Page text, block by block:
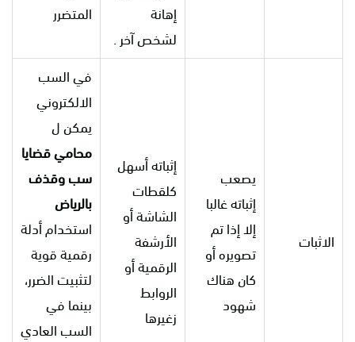
إهانة
لشخص آخر .
المتضرر
الاثبات
يصعب
إثباته غالبا
إلا إذا تم
تصويره أو
كان هناك
شهود
إثباته أسهل
كلقطات
الشاشة أو
الأرشفة
الرقمية أو
الروابط
زغيرها
في السب
الالكتروني
يمكن ل
محامي قضايا
سب وقذف
بالرياض
استخدام أدلة
رقمية قوية
لتثبيت الضرر،
بينما في
السب العادي